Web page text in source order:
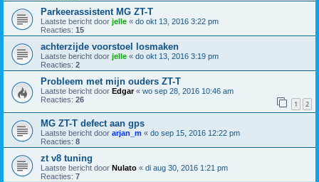
Parkeerassistent MG ZT-T
Laatste bericht door jelle « do okt 13, 2016 3:22 pm
Reacties: 15
achterzijde voorstoel losmaken
Laatste bericht door jelle « do okt 13, 2016 3:19 pm
Reacties: 2
Probleem met mijn ouders ZT-T
Laatste bericht door Edgar« wo sep 28, 2016 10:46 am
Reacties: 26 1 2
MG ZT-T defect aan gps
Laatste bericht door arjan_m « do sep 15, 2016 12:22 pm
Reacties: 8
zt v8 tuning
Laatste bericht door Nulato « di aug 30, 2016 1:21 pm
Reacties: 7